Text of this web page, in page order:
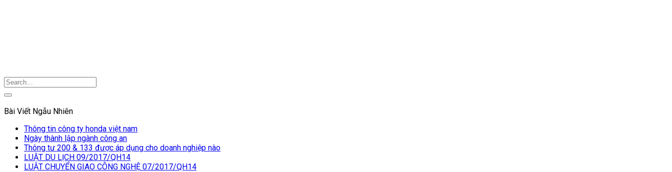
Bài Viết Ngẫu Nhiên
Thông tin công ty honda việt nam
Ngày thành lập ngành công an
Thông tư 200 & 133 được áp dụng cho doanh nghiệp nào
LUẬT DU LỊCH 09/2017/QH14
LUẬT CHUYỂN GIAO CÔNG NGHỆ 07/2017/QH14